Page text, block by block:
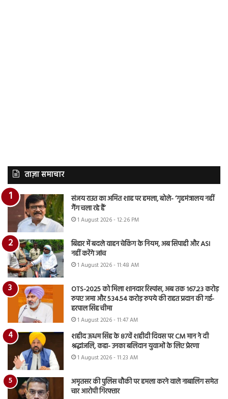
ताज़ा समाचार
संजय राउत का अमित शाह पर हमला, बोले- ‘गृहमंत्रालय नहीं
गैंग चला रहे हैं’
1 August 2026 - 12:26 PM
बिहार में बदले वाहन चेकिंग के नियम, अब सिपाही और ASI
नहीं करेंगे जांच
1 August 2026 - 11:48 AM
OTS-2025 को मिला शानदार रिस्पांस, अब तक 167.23 करोड़
रुपए जमा और 534.54 करोड़ रुपये की राहत प्रदान की गई-
हरपाल सिंह चीमा
1 August 2026 - 11:47 AM
शहीद ऊधम सिंह के 87वें शहीदी दिवस पर CM मान ने दी
श्रद्धांजलि, कहा- उनका बलिदान युवाओं के लिए प्रेरणा
1 August 2026 - 11:23 AM
अमृतसर की पुलिस चौकी पर हमला करने वाले नाबालिग समेत
चार आरोपी गिरफ्तार